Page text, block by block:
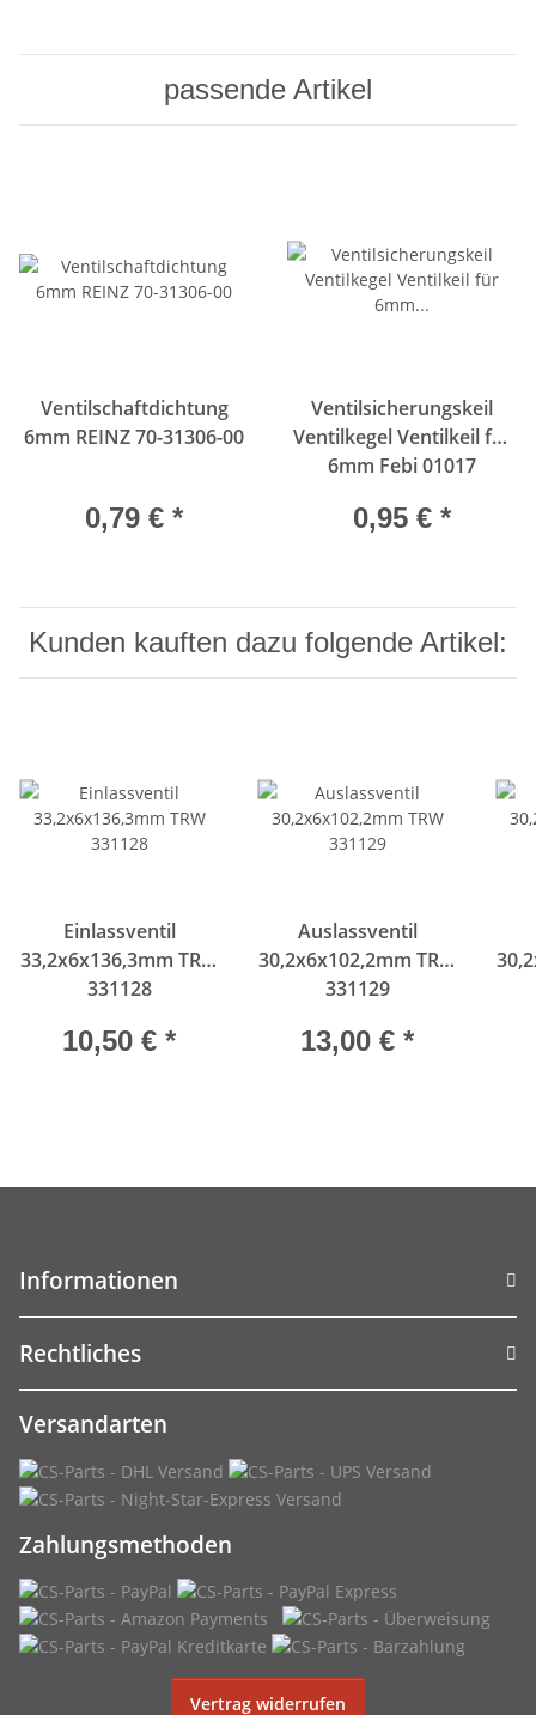
passende Artikel
Ventilschaftdichtung
6mm REINZ 70-31306-00
0,79 € *
Ventilsicherungskeil
Ventilkegel Ventilkeil für
6mm Febi 01017
0,95 € *
Kunden kauften dazu folgende Artikel:
Einlassventil
33,2x6x136,3mm TRW
331128
10,50 € *
Auslassventil
30,2x6x102,2mm TRW
331129
13,00 € *
Informationen
Rechtliches
Versandarten
Zahlungsmethoden
Vertrag widerrufen